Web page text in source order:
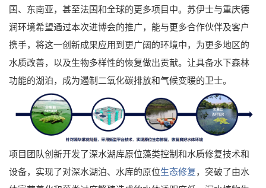
国、东南亚，甚至法国和全球的更多项目中。苏伊士与重庆德
润环境希望通过本次进博会的推广，能与更多合作伙伴及客户
携手，将这一创新成果应用到更广阔的环境中，为更多地区的
水质改善，以及生物多样性的恢复做出贡献。让具备水下森林
功能的湖泊，成为遏制二氧化碳排放和气候变暖的卫士。
项目团队创新开发了深水湖库原位藻类控制和水质修复技术和
设备，实现了对深水湖泊、水库的原位生态修复，突破了由水